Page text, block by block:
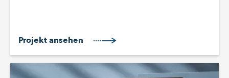
Projekt ansehen